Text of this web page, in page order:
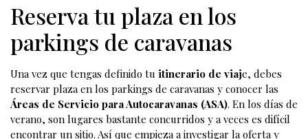
Reserva tu plaza en los
parkings de caravanas
Una vez que tengas definido tu itinerario de viaje, debes
reservar plaza en los parkings de caravanas y conocer las
Áreas de Servicio para Autocaravanas (ASA). En los días de
verano, son lugares bastante concurridos y a veces es difícil
encontrar un sitio. Así que empieza a investigar la oferta y